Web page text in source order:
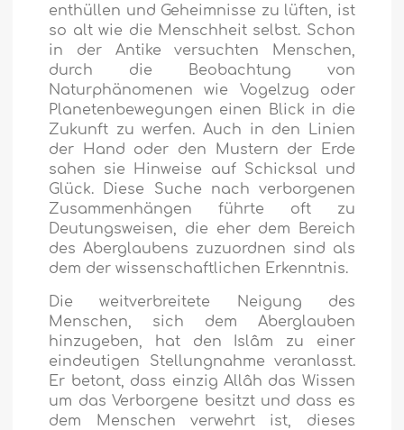
enthüllen und Geheimnisse zu lüften, ist
so alt wie die Menschheit selbst. Schon
in der Antike versuchten Menschen,
durch die Beobachtung von
Naturphänomenen wie Vogelzug oder
Planetenbewegungen einen Blick in die
Zukunft zu werfen. Auch in den Linien
der Hand oder den Mustern der Erde
sahen sie Hinweise auf Schicksal und
Glück. Diese Suche nach verborgenen
Zusammenhängen führte oft zu
Deutungsweisen, die eher dem Bereich
des Aberglaubens zuzuordnen sind als
dem der wissenschaftlichen Erkenntnis.
Die weitverbreitete Neigung des
Menschen, sich dem Aberglauben
hinzugeben, hat den Islâm zu einer
eindeutigen Stellungnahme veranlasst.
Er betont, dass einzig Allâh das Wissen
um das Verborgene besitzt und dass es
dem Menschen verwehrt ist, dieses